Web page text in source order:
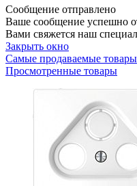
Сообщение отправлено
Ваше сообщение успешно
Вами свяжется наш
Закрыть окно
Самые продаваемые товары
Просмотренные товары